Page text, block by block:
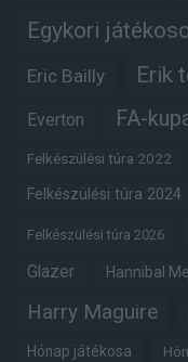
Egykori
Eric Bailly Erik
Everton FA-
Felkészülési túra 2022
Felkészülési túra 2024
Felkészülési túra 2026
Glazer Hannibal
Harry Maguire
Hónap játékosa